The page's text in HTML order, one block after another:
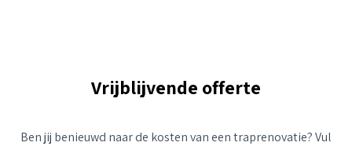
Vrijblijvende offerte
Ben jij benieuwd naar de kosten van een traprenovatie? Vul